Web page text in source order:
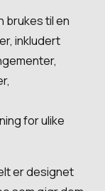
brukes til en
inkludert
for ulike
er designet